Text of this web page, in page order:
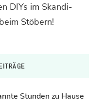
DIYs im Skandi-
Stöbern!
Stunden zu Hause